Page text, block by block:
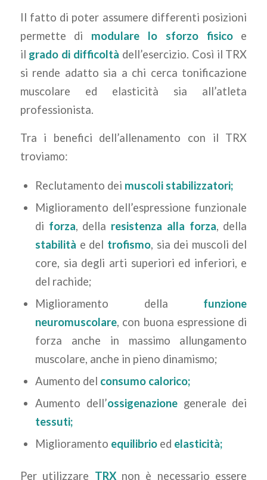
Il fatto di poter assumere differenti posizioni
permette di modulare lo sforzo fisicoe
il grado di difficoltà dell’esercizio. Così il TRX
si rende adatto sia a chi cerca tonificazione
muscolare ed elasticità sia all’atleta
professionista.
Tra i benefici dell’allenamento con il TRX
troviamo:
Reclutamento dei muscoli stabilizzatori;
Miglioramento dell’espressione funzionale
di forza, della resistenza alla forza, della
stabilità e del trofismo, sia dei muscoli del
core, sia degli arti superiori ed inferiori, e
del rachide;
Miglioramento della funzione
neuromuscolare, con buona espressione di
forza anche in massimo allungamento
muscolare, anche in pieno dinamismo;
Aumento del consumo calorico;
Aumento dell’ossigenazionegenerale dei
tessuti;
Miglioramento equilibrioed elasticità;
Per utilizzare TRXnon è necessario essere